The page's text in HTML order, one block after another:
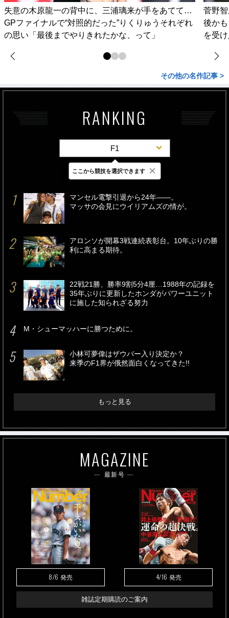
失意の木原龍一の背中に、三浦璃来が手をあてて…
GPファイナルで“対照的だった”りくりゅうそれぞれ
の思い「最後までやりきれたかな、って」
菅野
後か
を受
その他の名作記事 >
RANKING
F1
最新 24時間 週間
マンセル電撃引退から24年――。
マッサの会見にウイリアムズの情が。
アロンソが開幕3戦連続表彰台。10年ぶりの勝
利に高まる期待。
22戦21勝、勝率9割5分4厘…1988年の記録を
35年ぶりに更新したホンダがパワーユニット
に施した知られざる努力
M・シューマッハーに勝つために。
小林可夢偉はザウバー入り決定か？
来季のF1界が俄然面白くなってきた!!
もっと見る
MAGAZINE
最新号
8/6 発売 4/16 発売
雑誌定期購読のご案内
ここから競技を選択できます ×